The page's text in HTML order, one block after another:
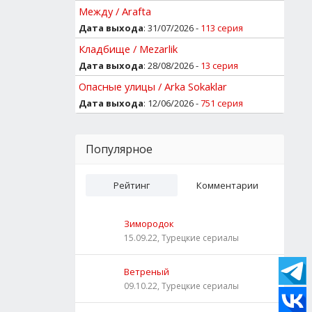
Между / Arafta
Дата выхода: 31/07/2026 - 113 серия
Кладбище / Mezarlik
Дата выхода: 28/08/2026 - 13 серия
Опасные улицы / Arka Sokaklar
Дата выхода: 12/06/2026 -751 серия
Популярное
Рейтинг Комментарии
Зимородок
15.09.22, Турецкие сериалы
Ветреный
09.10.22, Турецкие сериалы